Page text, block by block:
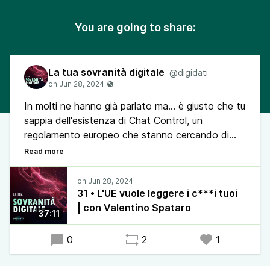
You are going to share:
La tua sovranità digitale @digidati
In molti ne hanno già parlato ma... è giusto che tu
sappia dell'esistenza di Chat Control, un
regolamento europeo che stanno cercando di
approvare negli anni, soprannominato così perché
punta a scansionare tutta la corrispondenza degli
europei. Non male.
Io e Valentino introduciamo questo importante
tema che ti consiglio di approfondire seguendo
gli articoli linkati nella puntata.
37:11
31 • L'UE vuole leggere i c***i tuoi
| con Valentino Spataro
0 2 1